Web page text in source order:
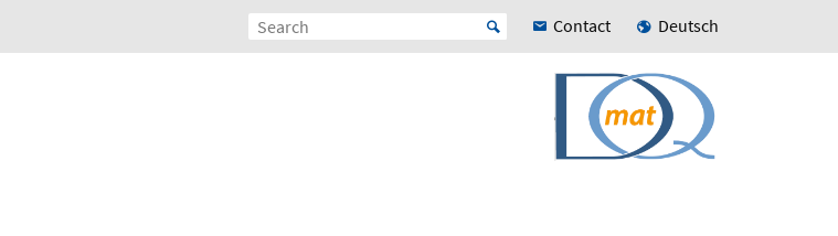
Contact Deutsch